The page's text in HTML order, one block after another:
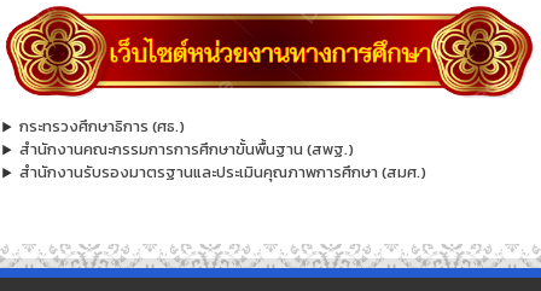
กระทรวงศึกษาธิการ (ศธ.)
สำนักงานคณะกรรมการการศึกษาขั้นพื้นฐาน (สพฐ.)
สำนักงานรับรองมาตรฐานและประเมินคุณภาพการศึกษา (สมศ.)